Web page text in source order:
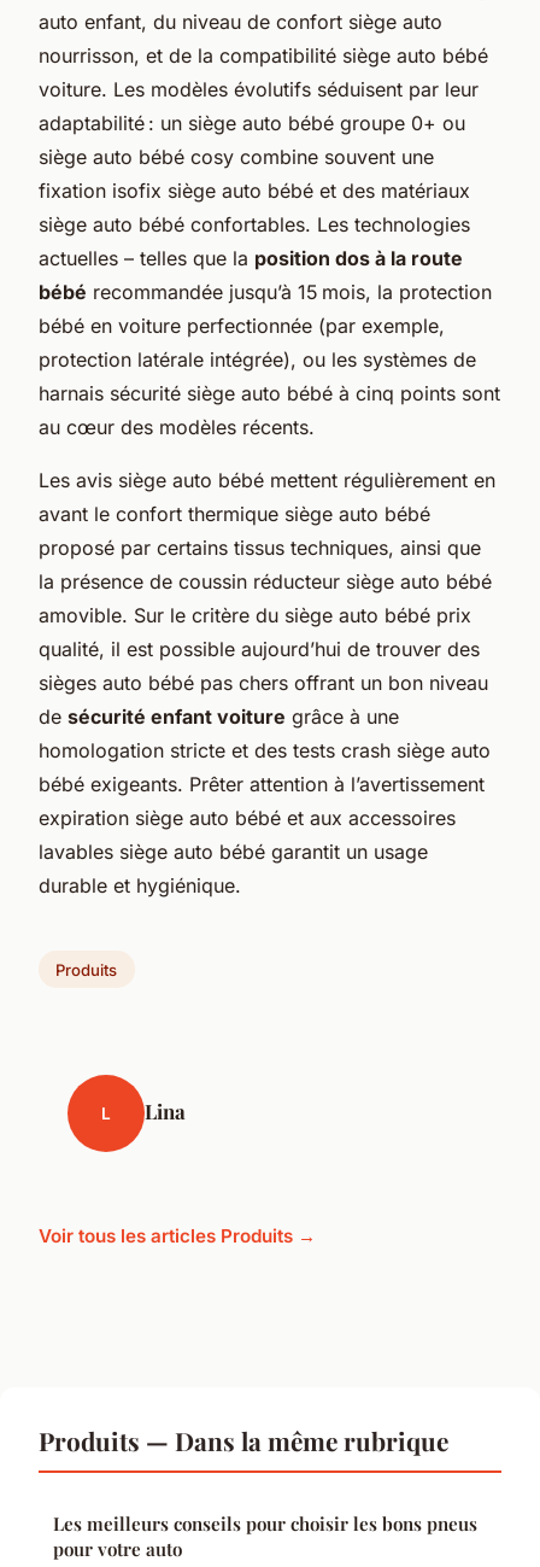
auto enfant, du niveau de confort siège auto
nourrisson, et de la compatibilité siège auto bébé
voiture. Les modèles évolutifs séduisent par leur
adaptabilité : un siège auto bébé groupe 0+ ou
siège auto bébé cosy combine souvent une
fixation isofix siège auto bébé et des matériaux
siège auto bébé confortables. Les technologies
actuelles – telles que la position dos à la route
bébé recommandée jusqu’à 15 mois, la protection
bébé en voiture perfectionnée (par exemple,
protection latérale intégrée), ou les systèmes de
harnais sécurité siège auto bébé à cinq points sont
au cœur des modèles récents.
Les avis siège auto bébé mettent régulièrement en
avant le confort thermique siège auto bébé
proposé par certains tissus techniques, ainsi que
la présence de coussin réducteur siège auto bébé
amovible. Sur le critère du siège auto bébé prix
qualité, il est possible aujourd’hui de trouver des
sièges auto bébé pas chers offrant un bon niveau
de sécurité enfant voiture grâce à une
homologation stricte et des tests crash siège auto
bébé exigeants. Prêter attention à l’avertissement
expiration siège auto bébé et aux accessoires
lavables siège auto bébé garantit un usage
durable et hygiénique.
Produits
L Lina
Voir tous les articles Produits →
Produits — Dans la même rubrique
Les meilleurs conseils pour choisir les bons pneus
pour votre auto